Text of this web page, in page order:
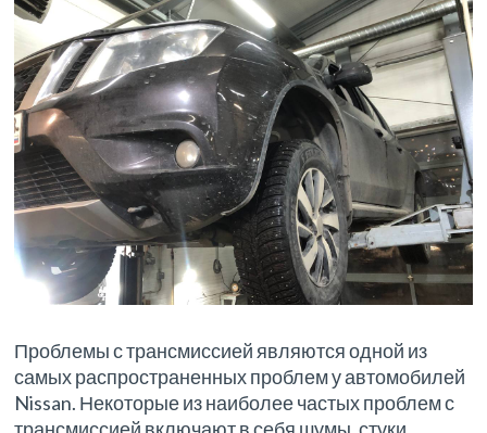
Проблемы с трансмиссией являются одной из
самых распространенных проблем у автомобилей
Nissan. Некоторые из наиболее частых проблем с